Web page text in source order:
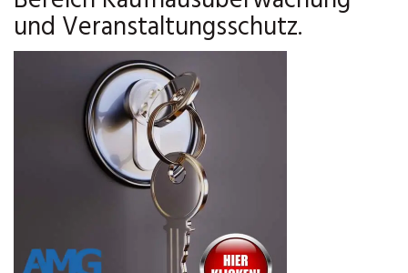
und Veranstaltungsschutz.